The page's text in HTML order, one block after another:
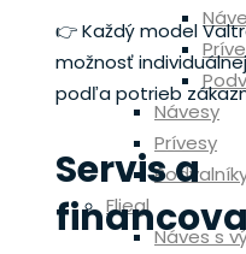
Návesy
Prívesy
Fliegl
Náves s
👉 Každý model
možnosť
podľa potrieb
Servis a